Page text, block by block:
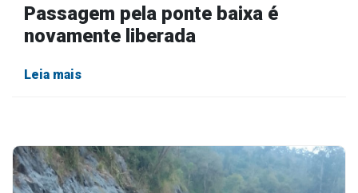
Passagem pela ponte baixa é
novamente liberada
Leia mais